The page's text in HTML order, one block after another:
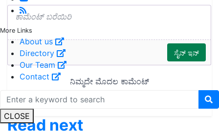
More Links
About us
Directory
Our Team
Contact
CLOSE
Read next